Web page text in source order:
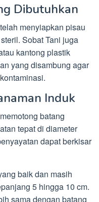
Dibutuhkan
menyiapkan pisau
Sobat Tani juga
kantong plastik
yang disambung agar
Induk
batang
tepat di diameter
dapat berkisar
baik dan masih
5 hingga 10 cm.
sama dengan batang